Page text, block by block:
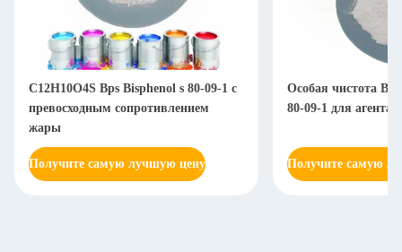
C12H10O4S Bps Bisphenol s 80-09-1 с
превосходным сопротивлением
жары
Получите самую лучшую цену
Особая чистота
80-09-1 для агента
Получите самую